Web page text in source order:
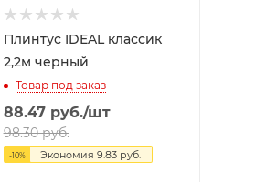
Плинтус IDEAL классик
2,2м черный
Товар под заказ
88.47руб./шт
98.30руб.
-10% Экономия 9.83руб.